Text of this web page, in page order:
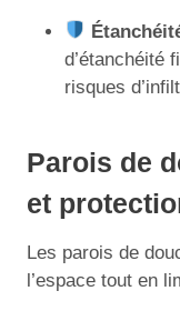
d’étanchéité
risques
Parois de
et
Les parois de
l’espace tout en